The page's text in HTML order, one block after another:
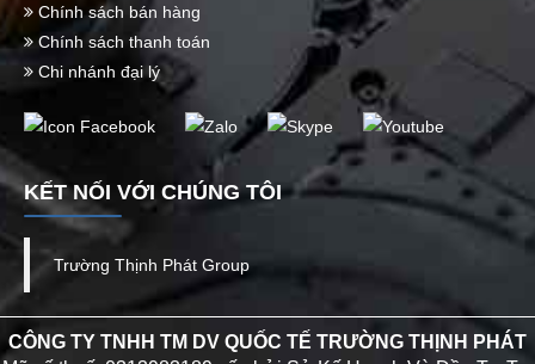
Chính sách bán hàng
Chính sách thanh toán
Chi nhánh đại lý
KẾT NỐI VỚI CHÚNG TÔI
Trường Thịnh Phát Group
CÔNG TY TNHH TM DV QUỐC TẾ TRƯỜNG THỊNH PHÁT